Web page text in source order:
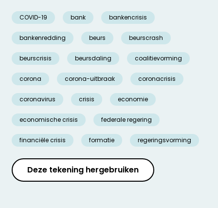
COVID-19 bank bankencrisis
bankenredding beurs beurscrash
beurscrisis beursdaling coalitievorming
corona corona-uitbraak coronacrisis
coronavirus crisis economie
economische crisis federale regering
financiële crisis formatie regeringsvorming
Deze tekening hergebruiken